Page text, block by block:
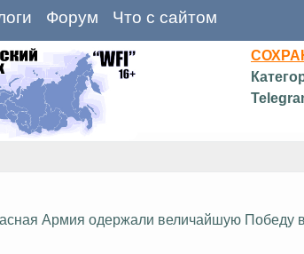
Форум Что с сайтом
Армия одержали величайшую Победу